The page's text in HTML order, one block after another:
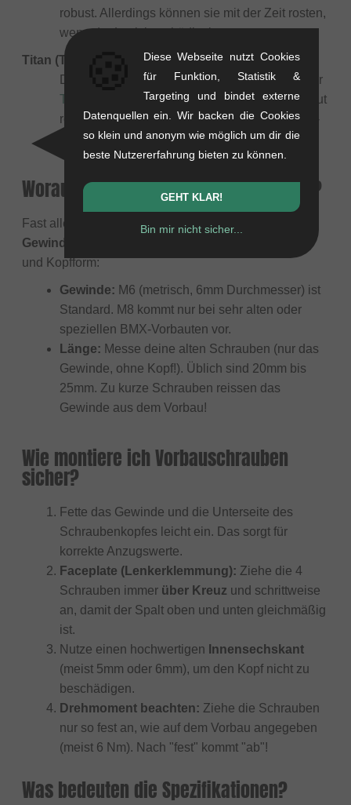
robust. Allerdings können sie mit der Zeit rosten,
wenn der Lack beschädigt ist.
Titan (Ti)
Die High-End-Lösung (z.B. von
TLC Bikesoder
Title
). Titan ist ca. 40% leichter als Stahl, absolut
rostfrei und extrem stabil. Perfekt für Leichtbau-
Projekte.
Worauf muss ich bei der Größe achten?
Fast alle modernen MTB Vorbauten nutzen
Gewinde
und Kopfform:
Gewinde: M6 (metrisch, 6mm Durchmesser) ist
Standard. M8 kommt nur bei sehr alten oder
speziellen BMX-Vorbauten vor.
Länge: Messe deine alten Schrauben (nur das
Gewinde, ohne Kopf!). Üblich sind 20mm bis
25mm. Zu kurze Schrauben reissen das
Gewinde aus dem Vorbau!
Wie montiere ich Vorbauschrauben
sicher?
Fette das Gewinde und die Unterseite des
Schraubenkopfes leicht ein. Das sorgt für
korrekte Anzugswerte.
Faceplate (Lenkerklemmung): Ziehe die 4
Schrauben immer über Kreuz und schrittweise
an, damit der Spalt oben und unten gleichmäßig
ist.
Nutze einen hochwertigen Innensechskant
(meist 5mm oder 6mm), um den Kopf nicht zu
beschädigen.
Drehmoment beachten: Ziehe die Schrauben
nur so fest an, wie auf dem Vorbau angegeben
(meist 6 Nm). Nach "fest" kommt "ab"!
Was bedeuten die Spezifikationen?
Diese Webseite nutzt Cookies
für Funktion, Statistik &
Targeting und bindet externe
Datenquellen ein. Wir backen die Cookies
so klein und anonym wie möglich um dir die
beste Nutzererfahrung bieten zu können.
GEHT KLAR!
Bin mir nicht sicher...